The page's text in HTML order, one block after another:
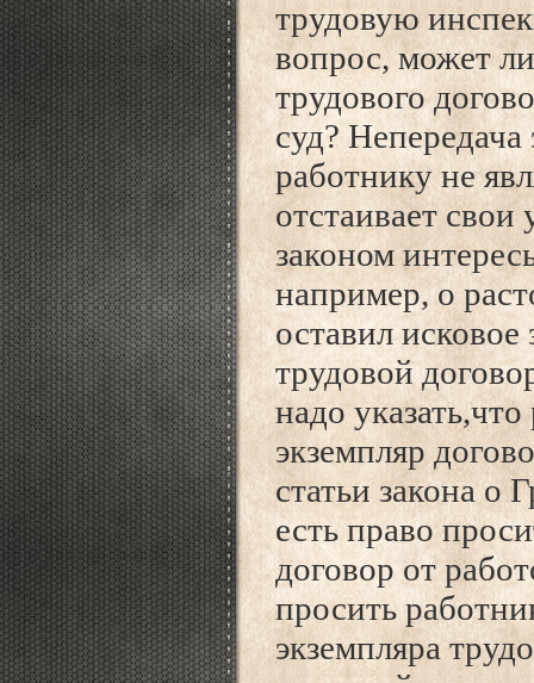
трудовую
вопрос, может
трудового
суд? Непередача
работнику не
отстаивает
законом
например, о
оставил
трудовой
надо
экземпляр
статьи закона о
есть право
договор от
просить
экземпляра